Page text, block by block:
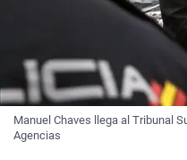
Manuel Chaves llega al Tribunal
Agencias